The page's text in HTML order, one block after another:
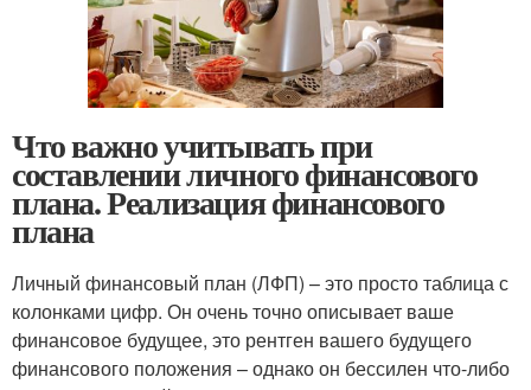
Что важно учитывать при
составлении личного финансового
плана. Реализация финансового
плана
Личный финансовый план (ЛФП) – это просто таблица с
колонками цифр. Он очень точно описывает ваше
финансовое будущее, это рентген вашего будущего
финансового положения – однако он бессилен что-либо